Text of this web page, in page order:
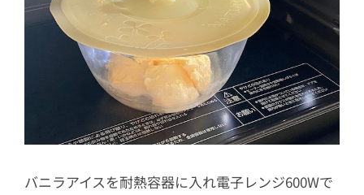
バニラアイスを耐熱容器に入れ電子レンジ600Wで